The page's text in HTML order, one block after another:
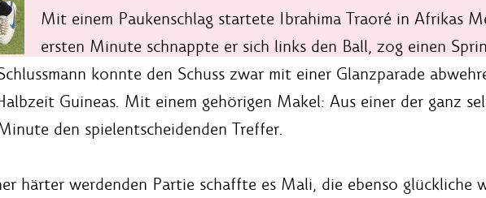
Mit einem Paukenschlag startete Ibrahima Traoré in Afrikas
ersten Minute schnappte er sich links den Ball, zog einen
konnte den Schuss zwar mit einer Glanzparade
Guineas. Mit einem gehörigen Makel: Aus einer der ganz
den spielentscheidenden Treffer.
härter werdenden Partie schaffte es Mali, die ebenso glückliche